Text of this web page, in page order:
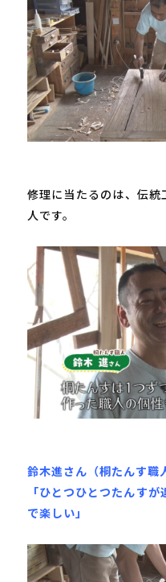
修理に当たるのは、伝
人です。
鈴木進さん（桐たんす職
「ひとつひとつたんす
で楽しい」